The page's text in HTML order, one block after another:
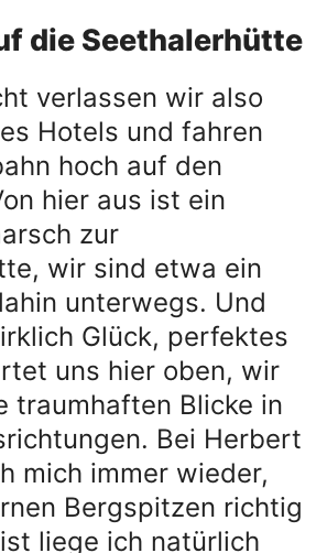
die Seethalerhütte
verlassen wir also
Hotels und fahren
hoch auf den
hier aus ist ein
zur
wir sind etwa ein
unterwegs. Und
Glück, perfektes
uns hier oben, wir
traumhaften Blicke in
Bei Herbert
mich immer wieder,
Bergspitzen richtig
liege ich natürlich